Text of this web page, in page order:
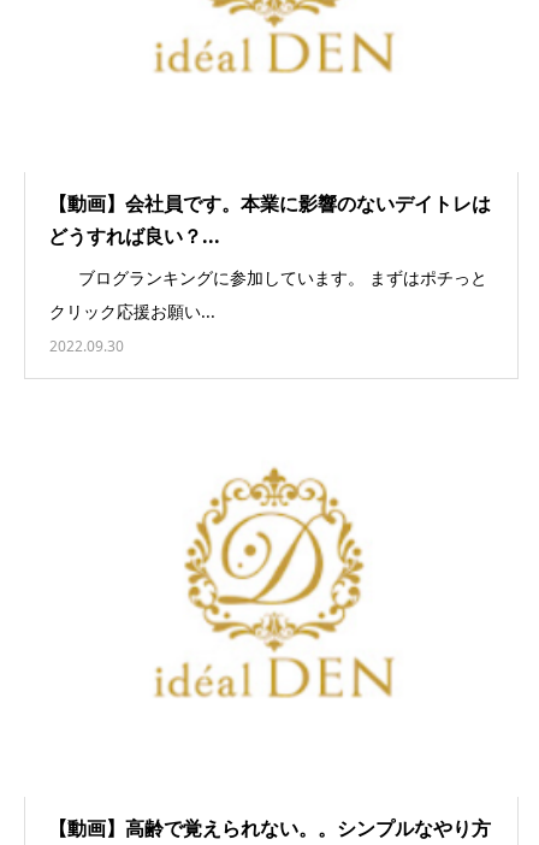
【動画】会社員です。本業に影響のないデイトレは
どうすれば良い？...
ブログランキングに参加しています。 まずはポチっと
クリック応援お願い...
2022.09.30
【動画】高齢で覚えられない。。シンプルなやり方